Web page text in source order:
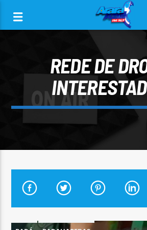
CURRENT TRACK
ARARA AZUL FM 96,9
REDE DE